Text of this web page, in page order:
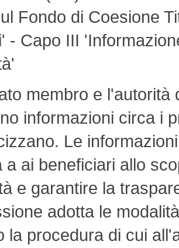
Fondo di Coesione
- Capo III
membro e
informazioni circa i
Le
a ai beneficiari allo
e garantire la
adotta le
la procedura di cui